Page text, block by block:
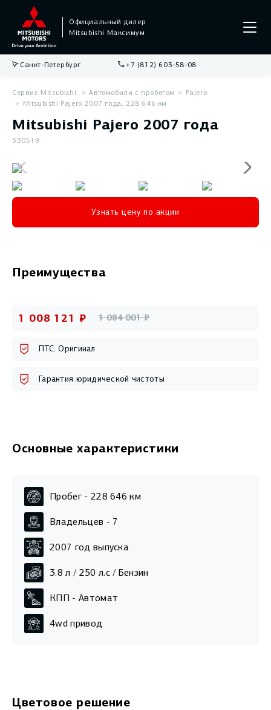
Официальный дилер
Mitsubishi Максимум
Санкт-Петербург +7 (812) 603-58-08
Сервис Mitsubishi Автомобили с пробегом
Pajero
Mitsubishi Pajero 2007 года, 228 646 км
Mitsubishi Pajero 2007 года
330519
Узнать цену по акции
Преимущества
1 008 121 ₽ 1 084 001₽
ПТС: Оригинал
Гарантия юридической чистоты
Основные характеристики
Пробег - 228 646 км
Владельцев - 7
2007 год выпуска
3.8 л / 250 л.с / Бензин
КПП - Автомат
4wd привод
Цветовое решение